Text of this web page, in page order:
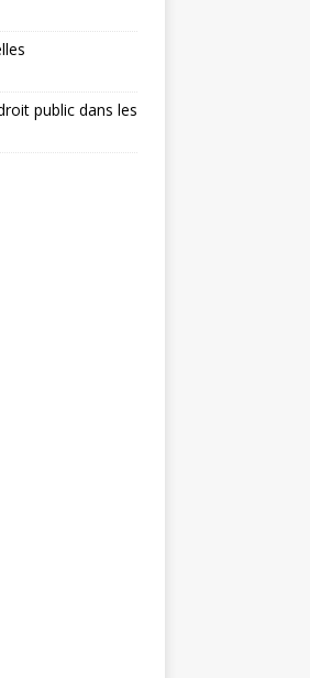
public dans les